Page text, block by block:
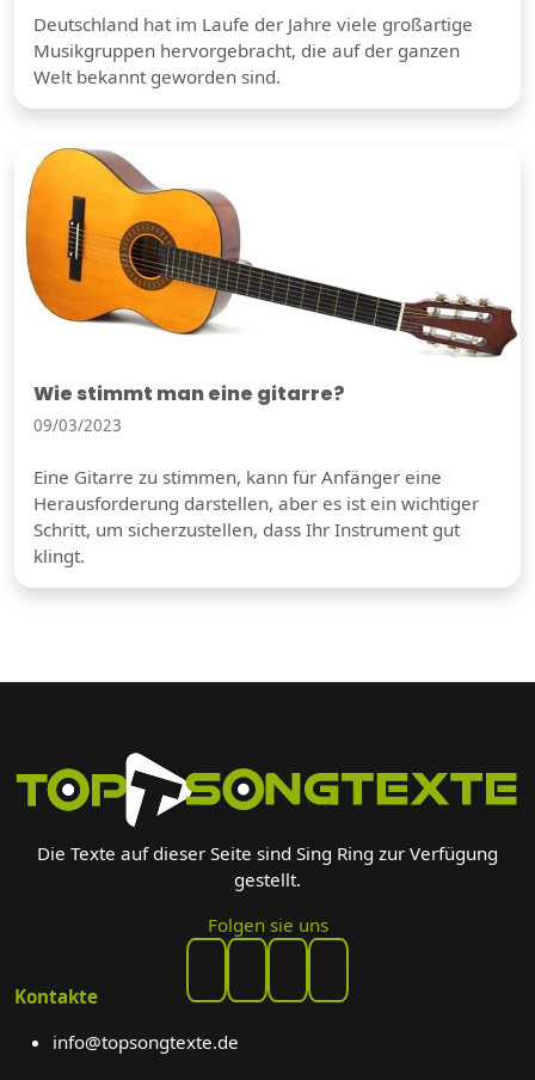
Deutschland hat im Laufe der Jahre viele großartige
Musikgruppen hervorgebracht, die auf der ganzen
Welt bekannt geworden sind.
Wie stimmt man eine gitarre?
09/03/2023
Eine Gitarre zu stimmen, kann für Anfänger eine
Herausforderung darstellen, aber es ist ein wichtiger
Schritt, um sicherzustellen, dass Ihr Instrument gut
klingt.
Die Texte auf dieser Seite sind Sing Ring zur Verfügung
gestellt.
Folgen sie uns
Kontakte
info@topsongtexte.de